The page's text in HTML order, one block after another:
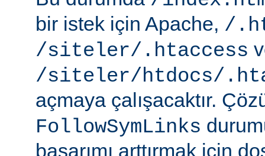
bir istek için Apache, /
/siteler/.htaccess
/siteler/htdocs/
açmaya çalışacaktır.
FollowSymLinks
başarımı arttırmak için